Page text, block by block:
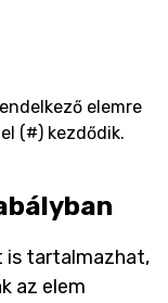
elemre
(#) kezdődik.
is tartalmazhat,
az elem